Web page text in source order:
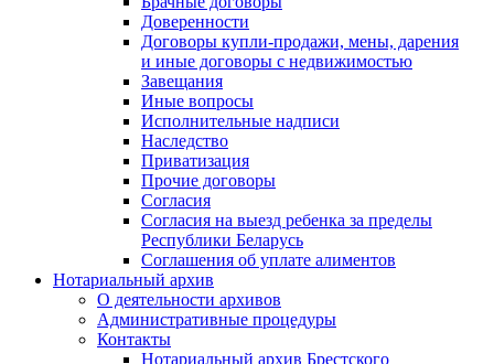
Доверенности
Договоры купли-продажи, мены, дарения
и иные договоры с недвижимостью
Завещания
Иные вопросы
Исполнительные надписи
Наследство
Приватизация
Прочие договоры
Согласия
Согласия на выезд ребенка за пределы
Республики Беларусь
Соглашения об уплате алиментов
Нотариальный архив
О деятельности архивов
Административные процедуры
Контакты
Нотариальный архив Брестского